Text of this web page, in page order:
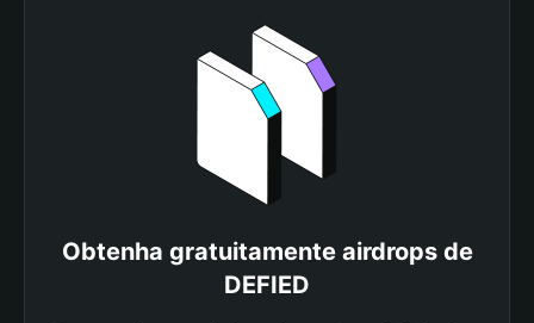
Obtenha gratuitamente airdrops de
DEFIED